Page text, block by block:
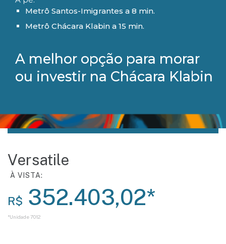
Metrô Santos-Imigrantes a 8 min.
Metrô Chácara Klabin a 15 min.
A melhor opção para morar
ou investir na Chácara Klabin
Versatile
R$ 352.403,02*
*Unidade 7012